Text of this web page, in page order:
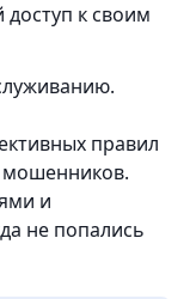
к своим
правил
мошенников.
и
не попались